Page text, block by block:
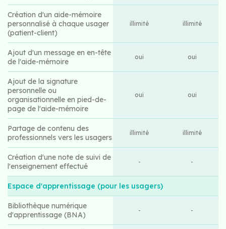
Création d'un aide-mémoire
personnalisé à chaque usager
(patient-client)
illimité illimité
Ajout d'un message en en-tête
de l'aide-mémoire
oui oui
Ajout de la signature
personnelle ou
organisationnelle en pied-de-
page de l'aide-mémoire
oui oui
Partage de contenu des
professionnels vers les usagers
illimité illimité
Création d'une note de suivi de
l'enseignement effectué
- -
Espace d'apprentissage (pour les usagers)
Bibliothèque numérique
d'apprentissage (BNA)
- -